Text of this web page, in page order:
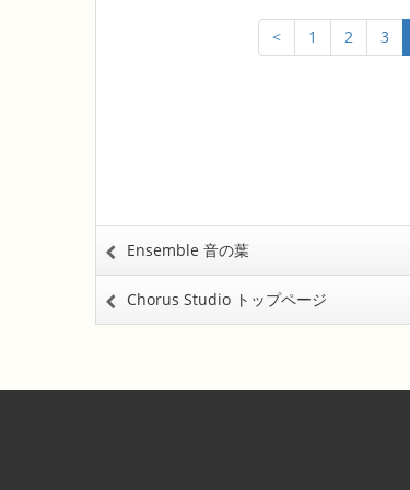
< 1 2 3
Ensemble 音の葉
Chorus Studio トップページ